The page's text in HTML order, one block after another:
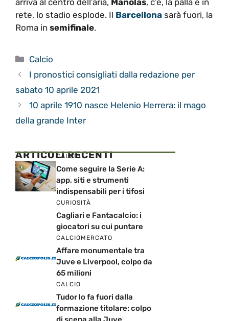
rete, lo stadio esplode. Il Barcellona sarà fuori, la
Roma in semifinale.
Categorie
Calcio
I pronostici consigliati dalla redazione per
sabato 10 aprile 2021
10 aprile 1910 nasce Helenio Herrera: il mago
della grande Inter
ARTICOLI RECENTI
CALCIO
Come seguire la Serie A:
app, siti e strumenti
indispensabili per i tifosi
CURIOSITÀ
Cagliari e Fantacalcio: i
giocatori su cui puntare
CALCIOMERCATO
Affare monumentale tra
Juve e Liverpool, colpo da
65 milioni
CALCIO
Tudor lo fa fuori dalla
formazione titolare: colpo